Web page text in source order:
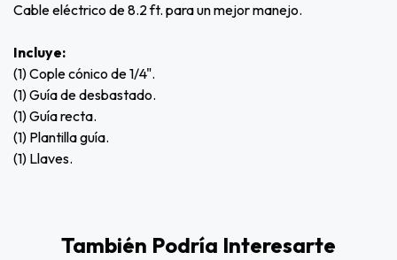
Cable eléctrico de 8.2 ft. para un mejor manejo.
Incluye:
(1) Cople cónico de 1/4".
(1) Guía de desbastado.
(1) Guía recta.
(1) Plantilla guía.
(1) Llaves.
También Podría Interesarte